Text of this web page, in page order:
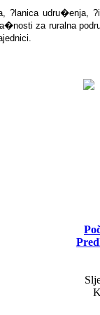
udru�enja,
za ruralna